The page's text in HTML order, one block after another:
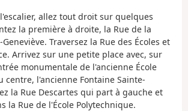
allez tout droit sur quelques
la première à droite, la Rue de la
Traversez la Rue des Écoles et
Arrivez sur une petite place avec, sur
monumentale de l'ancienne École
centre, l'ancienne Fontaine Sainte-
la Rue Descartes qui part à gauche et
la Rue de l'École Polytechnique.